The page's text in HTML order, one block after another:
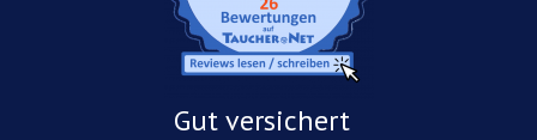
Gut versichert